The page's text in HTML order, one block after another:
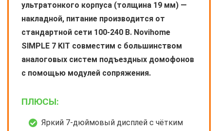
ультратонкого корпуса (толщина 19 мм) —
накладной, питание производится от
стандартной сети 100-240 В. Novihome
SIMPLE 7 KIT совместим с большинством
аналоговых систем подъездных домофонов
с помощью модулей сопряжения.
ПЛЮСЫ:
Яркий 7-дюймовый дисплей с чётким